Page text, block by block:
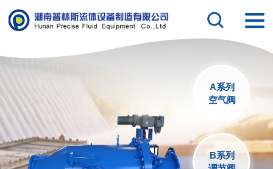
A系列
空气阀
B系列